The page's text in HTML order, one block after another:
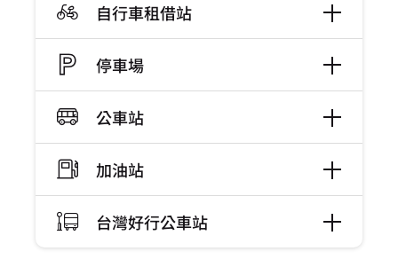
自行車租借站
停車場
公車站
加油站
台灣好行公車站